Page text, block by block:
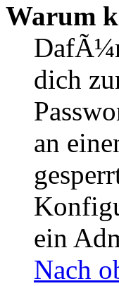
Warum
dich
an
ein
Nach